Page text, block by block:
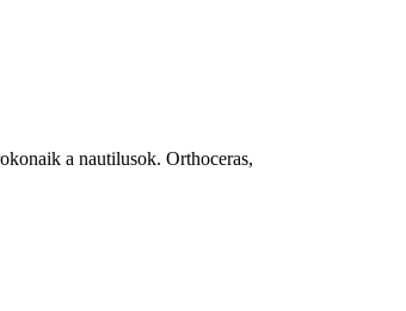
a nautilusok. Orthoceras,